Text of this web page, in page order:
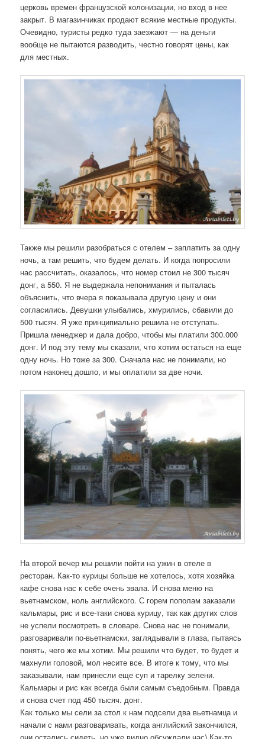
церковь времен французской колонизации, но вход в нее
закрыт. В магазинчиках продают всякие местные продукты.
Очевидно, туристы редко туда заезжают — на деньги
вообще не пытаются разводить, честно говорят цены, как
для местных.
Также мы решили разобраться с отелем – заплатить за одну
ночь, а там решить, что будем делать. И когда попросили
нас рассчитать, оказалось, что номер стоил не 300 тысяч
донг, а 550. Я не выдержала непонимания и пыталась
объяснить, что вчера я показывала другую цену и они
согласились. Девушки улыбались, хмурились, сбавили до
500 тысяч. Я уже принципиально решила не отступать.
Пришла менеджер и дала добро, чтобы мы платили 300.000
донг. И под эту тему мы сказали, что хотим остаться на еще
одну ночь. Но тоже за 300. Сначала нас не понимали, но
потом наконец дошло, и мы оплатили за две ночи.
На второй вечер мы решили пойти на ужин в отеле в
ресторан. Как-то курицы больше не хотелось, хотя хозяйка
кафе снова нас к себе очень звала. И снова меню на
вьетнамском, ноль английского. С горем пополам заказали
кальмары, рис и все-таки снова курицу, так как других слов
не успели посмотреть в словаре. Снова нас не понимали,
разговаривали по-вьетнамски, заглядывали в глаза, пытаясь
понять, чего же мы хотим. Мы решили что будет, то будет и
махнули головой, мол несите все. В итоге к тому, что мы
заказывали, нам принесли еще суп и тарелку зелени.
Кальмары и рис как всегда были самым съедобным. Правда
и снова счет под 450 тысяч. донг.
Как только мы сели за стол к нам подсели два вьетнамца и
начали с нами разговаривать, когда английский закончился,
они остались сидеть, но уже видно обсуждали нас) Как-то